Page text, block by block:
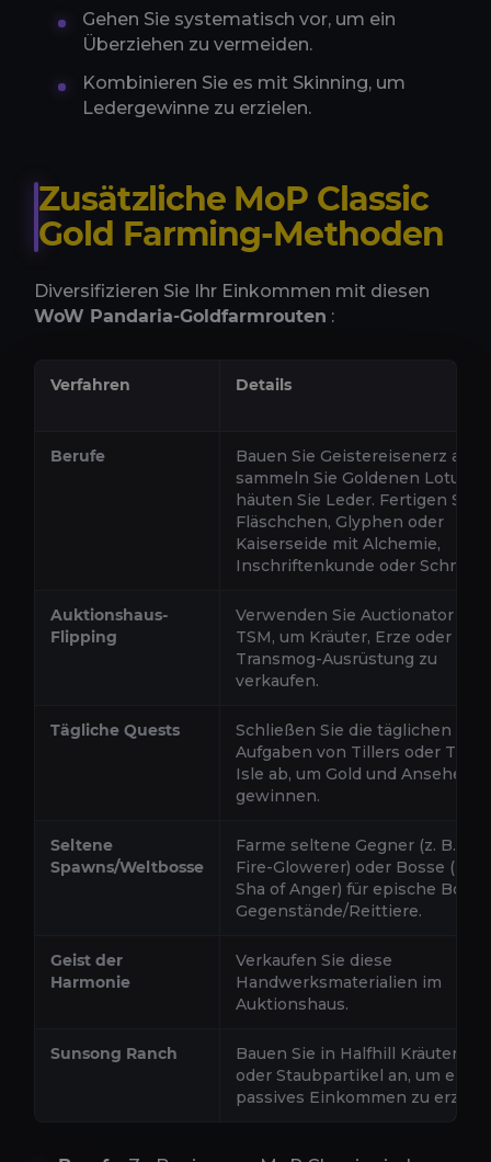
Gehen Sie systematisch vor, um ein
Überziehen zu vermeiden.
Kombinieren Sie es mit Skinning, um
Ledergewinne zu erzielen.
Zusätzliche MoP Classic
Gold Farming-Methoden
Diversifizieren Sie Ihr Einkommen mit diesen
WoW Pandaria-Goldfarmrouten :
Verfahren Details
Berufe
Bauen Sie Geistereisenerz ab,
sammeln Sie Goldenen Lotus
häuten Sie Leder. Fertigen Sie
Fläschchen, Glyphen oder
Kaiserseide mit Alchemie,
Inschriftenkunde oder
Auktionshaus-
Flipping
Verwenden Sie Auctionator
TSM, um Kräuter, Erze oder
Transmog-Ausrüstung zu
verkaufen.
Tägliche Quests
Schließen Sie die täglichen
Aufgaben von Tillers oder
Isle ab, um Gold und Ansehen
gewinnen.
Seltene
Spawns/Weltbosse
Farme seltene Gegner (z. B.
Fire-Glowerer) oder Bosse (z. B.
Sha of Anger) für epische BoE-
Gegenstände/Reittiere.
Geist der
Harmonie
Verkaufen Sie diese
Handwerksmaterialien im
Auktionshaus.
Sunsong Ranch
Bauen Sie in Halfhill Kräuter,
oder Staubpartikel an, um ein
passives Einkommen zu